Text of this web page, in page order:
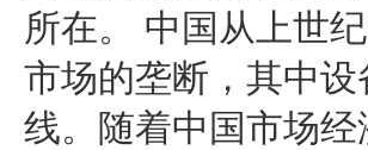
所在。 中国从上世
市场的垄断，其中
线。随着中国市场